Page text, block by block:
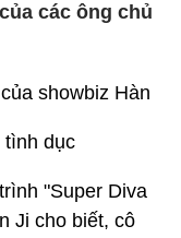
các ông chủ
showbiz Hàn
tình dục
"Super Diva
Ji cho biết, cô